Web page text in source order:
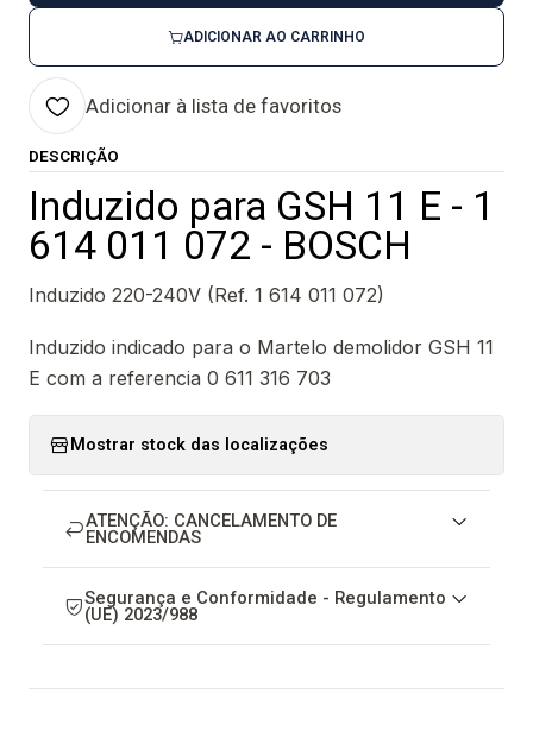
ADICIONAR AO CARRINHO
Adicionar à lista de favoritos
DESCRIÇÃO
Induzido para GSH 11 E - 1
614 011 072 - BOSCH
Induzido 220-240V (Ref. 1 614 011 072)
Induzido indicado para o Martelo demolidor GSH 11
E com a referencia 0 611 316 703
Mostrar stock das localizações
ATENÇÃO: CANCELAMENTO DE
ENCOMENDAS
Segurança e Conformidade - Regulamento
(UE) 2023/988